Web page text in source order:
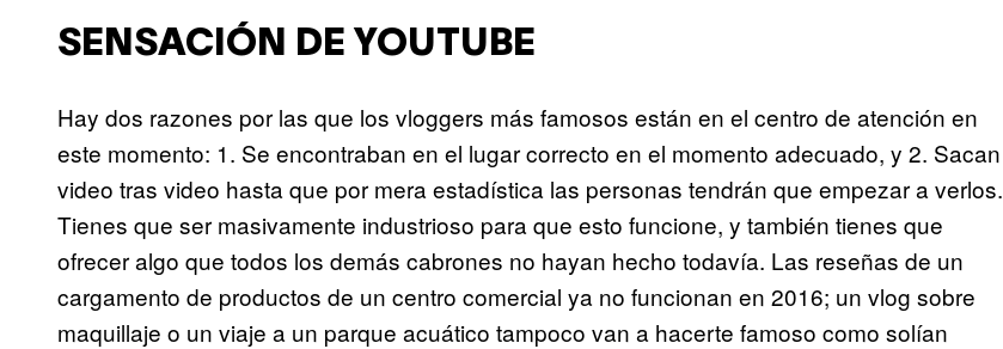
SENSACIÓN DE YOUTUBE
Hay dos razones por las que los vloggers más famosos están en el centro de atención en
este momento: 1. Se encontraban en el lugar correcto en el momento adecuado, y 2. Sacan
video tras video hasta que por mera estadística las personas tendrán que empezar a verlos.
Tienes que ser masivamente industrioso para que esto funcione, y también tienes que
ofrecer algo que todos los demás cabrones no hayan hecho todavía. Las reseñas de un
cargamento de productos de un centro comercial ya no funcionan en 2016; un vlog sobre
maquillaje o un viaje a un parque acuático tampoco van a hacerte famoso como solían